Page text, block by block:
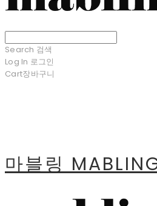
Search 검색
Log In 로그인
Cart장바구니
마블링